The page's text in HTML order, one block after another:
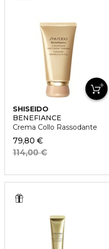
SHISEIDO
BENEFIANCE
Crema Collo Rassodante
79,80 €
114,00 €